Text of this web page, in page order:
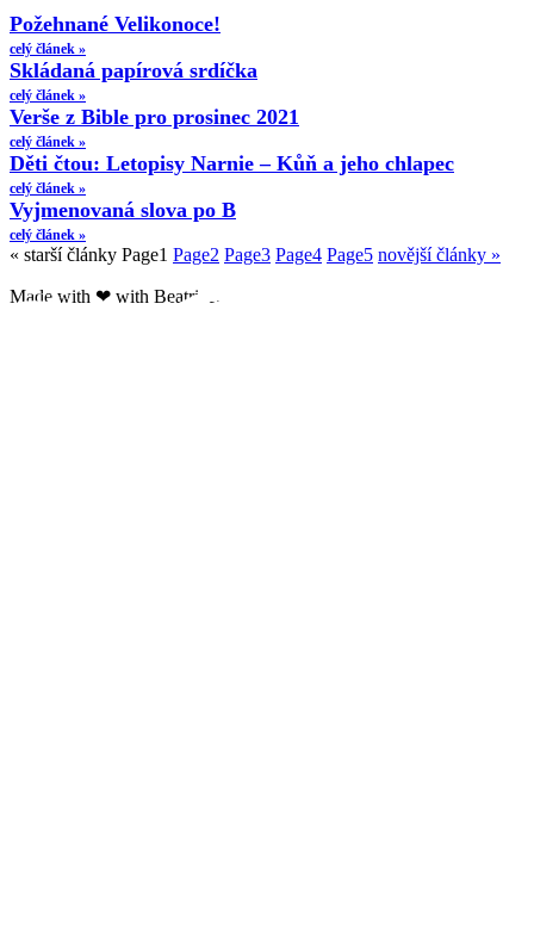
Požehnané Velikonoce!
celý článek »
Skládaná papírová srdíčka
celý článek »
Verše z Bible pro prosinec 2021
celý článek »
Děti čtou: Letopisy Narnie – Kůň a jeho chlapec
celý článek »
Vyjmenovaná slova po B
celý článek »
« starší články Page1 Page2 Page3 Page4 Page5 novější články »
Made with ❤ with Beatrice.